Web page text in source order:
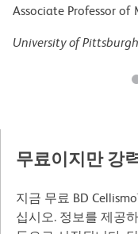
Associate Professor of
University of
무료이지만 강
지금 무료 BD
십시오. 정보를 제공